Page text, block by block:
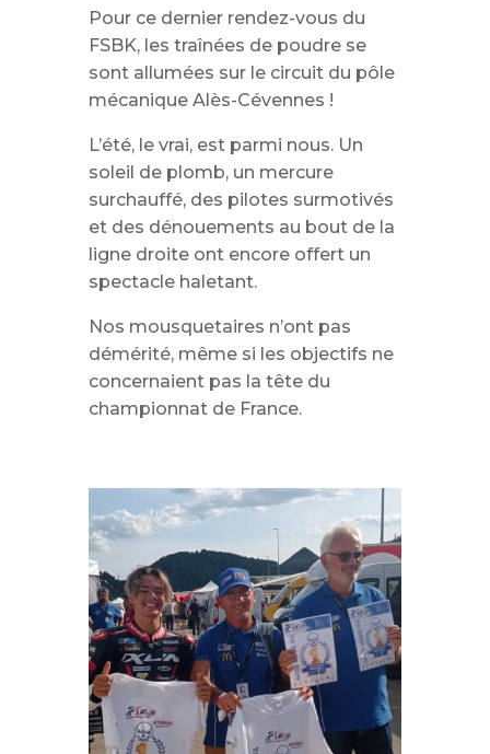
Pour ce dernier rendez-vous du
FSBK, les traînées de poudre se
sont allumées sur le circuit du pôle
mécanique Alès-Cévennes !
L’été, le vrai, est parmi nous. Un
soleil de plomb, un mercure
surchauffé, des pilotes surmotivés
et des dénouements au bout de la
ligne droite ont encore offert un
spectacle haletant.
Nos mousquetaires n’ont pas
démérité, même si les objectifs ne
concernaient pas la tête du
championnat de France.